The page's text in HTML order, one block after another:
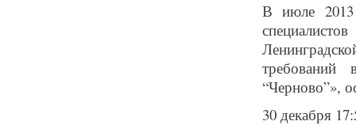
В июле 2013
требований
“Черново”»,
30 декабря